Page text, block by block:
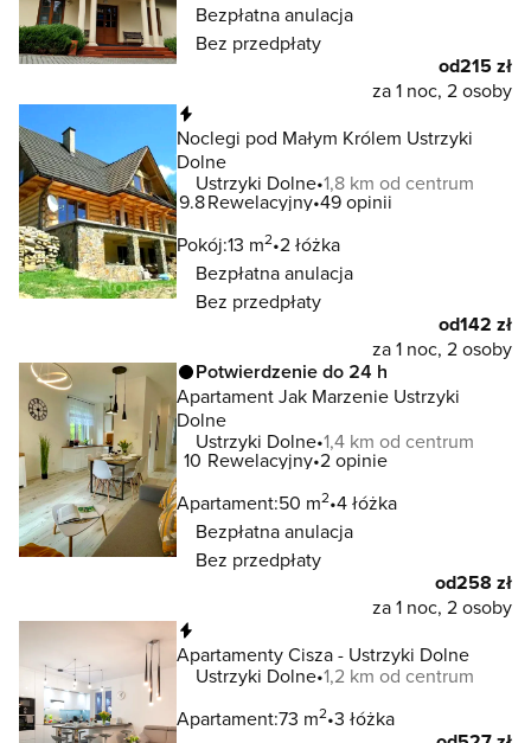
Bezpłatna anulacja
Bez przedpłaty
od215 zł
za 1 noc, 2 osoby
Noclegi pod Małym Królem Ustrzyki
Dolne
Ustrzyki Dolne 1,8 km od centrum
9.8Rewelacyjny 49 opinii
Pokój:13 m2 2 łóżka
Bezpłatna anulacja
Bez przedpłaty
od142 zł
za 1 noc, 2 osoby
Potwierdzenie do 24 h
Apartament Jak Marzenie Ustrzyki
Dolne
Ustrzyki Dolne 1,4 km od centrum
10 Rewelacyjny 2 opinie
Apartament:50 m2 4 łóżka
Bezpłatna anulacja
Bez przedpłaty
od258 zł
za 1 noc, 2 osoby
Apartamenty Cisza - Ustrzyki Dolne
Ustrzyki Dolne 1,2 km od centrum
Apartament:73 m2 3 łóżka